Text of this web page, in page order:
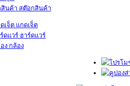
สต๊อกสินค้า
แกดเจ็ต
ฮาร์ดแวร์
กล้อง